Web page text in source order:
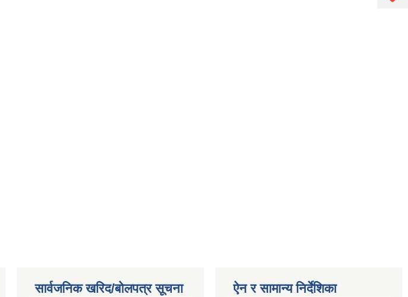
सार्वजनिक खरिद/बोलपत्र सूचना ऐन र सामान्य निर्देशिका